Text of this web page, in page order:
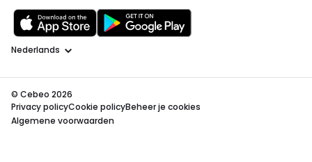
Taal
© Cebeo 2026
Privacy policyCookie policyBeheer je cookies
Algemene voorwaarden